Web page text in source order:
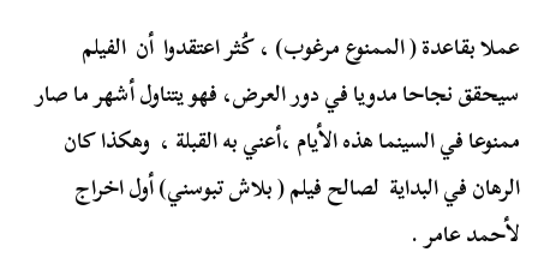
عملا بقاعدة ( الممنوع مرغوب) ، كُثر اعتقدوا أن الفيلم
سيحقق نجاحا مدويا في دور العرض، فهو يتناول أشهر ما صار
ممنوعا في السينما هذه الأيام ،أعني به القبلة ، وهكذا كان
الرهان في البداية لصالح فيلم ( بلاش تبوسني) أول اخراج
لأحمد عامر .